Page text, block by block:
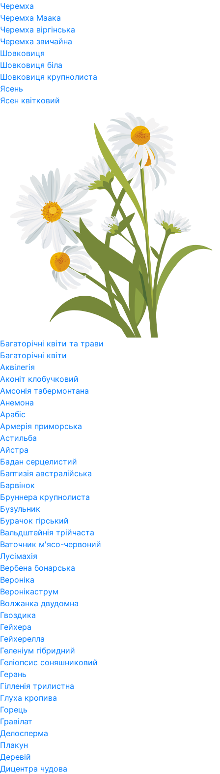
Черемха
Черемха Маака
Черемха віргінська
Черемха звичайна
Шовковиця
Шовковиця біла
Шовковиця крупнолиста
Ясень
Ясен квітковий
Багаторічні квіти та трави
Багаторічні квіти
Аквілегія
Аконіт клобучковий
Амсонія табермонтана
Анемона
Арабіс
Армерія приморська
Астильба
Айстра
Бадан серцелистий
Баптизія австралійська
Барвінок
Бруннера крупнолиста
Бузульник
Бурачок гірський
Вальдштейнія трійчаста
Ваточник м'ясо-червоний
Лусімахія
Вербена бонарська
Вероніка
Веронікаструм
Волжанка двудомна
Гвоздика
Гейхера
Гейхерелла
Геленіум гібридний
Геліопсис соняшниковий
Герань
Гiлленiя трилистна
Глуха кропива
Горець
Гравілат
Делосперма
Плакун
Деревій
Дицентра чудова